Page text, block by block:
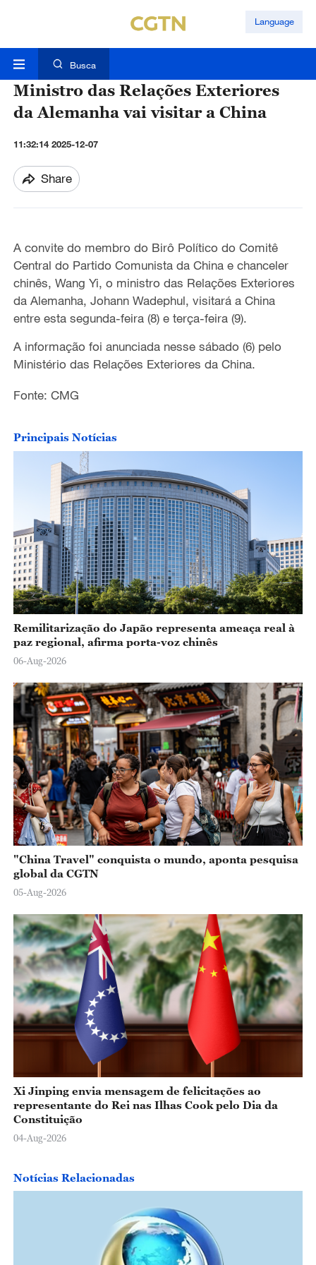
Language
Busca
Ministro das Relações Exteriores
da Alemanha vai visitar a China
11:32:14 2025-12-07
Share
A convite do membro do Birô Político do Comitê
Central do Partido Comunista da China e chanceler
chinês, Wang Yi, o ministro das Relações Exteriores
da Alemanha, Johann Wadephul, visitará a China
entre esta segunda-feira (8) e terça-feira (9).
A informação foi anunciada nesse sábado (6) pelo
Ministério das Relações Exteriores da China.
Fonte: CMG
Principais Notícias
Remilitarização do Japão representa ameaça real à
paz regional, afirma porta-voz chinês
06-Aug-2026
"China Travel" conquista o mundo, aponta pesquisa
global da CGTN
05-Aug-2026
Xi Jinping envia mensagem de felicitações ao
representante do Rei nas Ilhas Cook pelo Dia da
Constituição
04-Aug-2026
Notícias Relacionadas